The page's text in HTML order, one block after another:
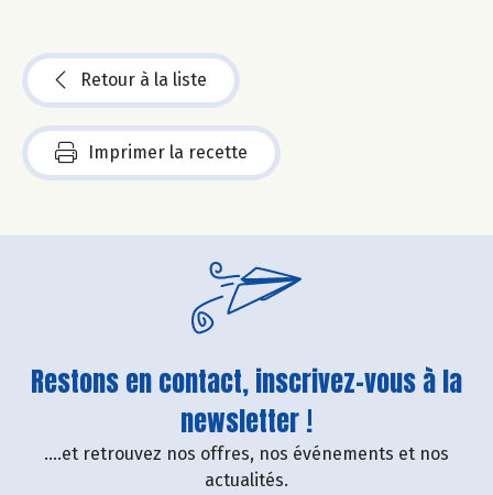
Retour à la liste
Imprimer la recette
Restons en contact, inscrivez-vous à la
newsletter !
....et retrouvez nos offres, nos événements et nos
actualités.